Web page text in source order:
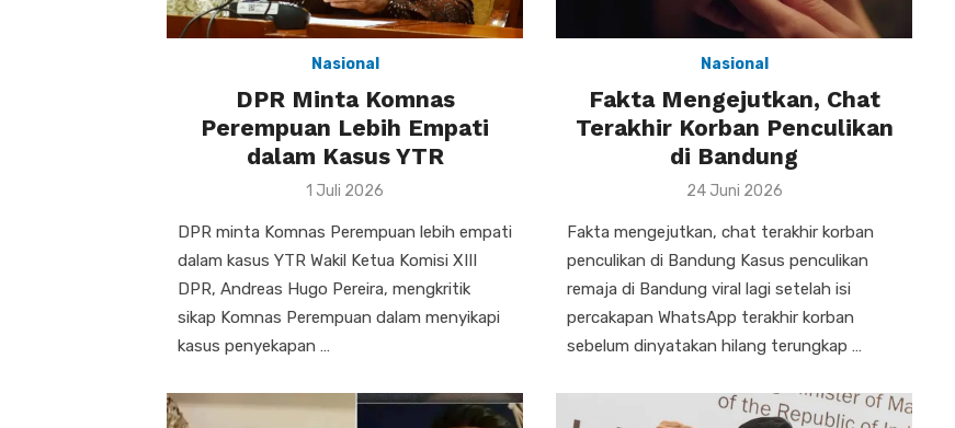
Nasional
DPR Minta Komnas
Perempuan Lebih Empati
dalam Kasus YTR
Posted
1 Juli 2026
DPR minta Komnas Perempuan lebih empati
dalam kasus YTR Wakil Ketua Komisi XIII
DPR, Andreas Hugo Pereira, mengkritik
sikap Komnas Perempuan dalam menyikapi
kasus penyekapan …
Nasional
Fakta Mengejutkan, Chat
Terakhir Korban Penculikan
di Bandung
Posted
24 Juni 2026
Fakta mengejutkan, chat terakhir korban
penculikan di Bandung Kasus penculikan
remaja di Bandung viral lagi setelah isi
percakapan WhatsApp terakhir korban
sebelum dinyatakan hilang terungkap …